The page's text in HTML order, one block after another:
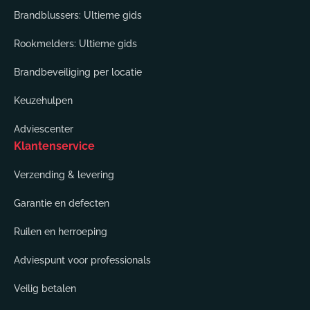
Brandblussers: Ultieme gids
Rookmelders: Ultieme gids
Brandbeveiliging per locatie
Keuzehulpen
Adviescenter
Klantenservice
Verzending & levering
Garantie en defecten
Ruilen en herroeping
Adviespunt voor professionals
Veilig betalen